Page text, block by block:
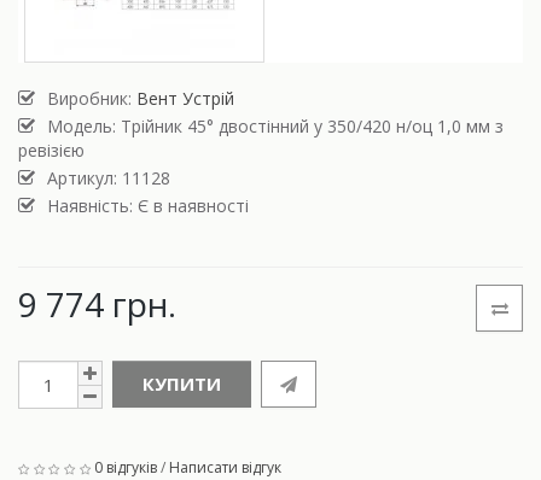
Виробник: Вент Устрій
Модель: Трійник 45° двостінний у 350/420 н/оц 1,0 мм з
ревізією
Артикул: 11128
Наявність: Є в наявності
9 774 грн.
КУПИТИ
0 відгуків/ Написати відгук